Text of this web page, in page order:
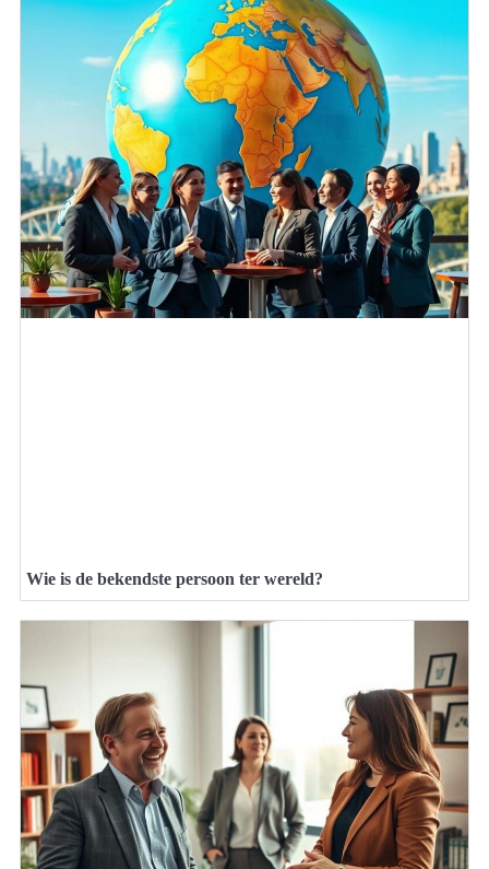
Wie is de bekendste persoon ter wereld?